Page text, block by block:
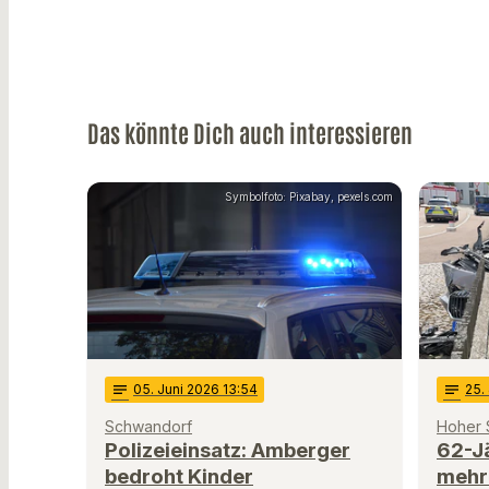
Das könnte Dich auch interessieren
Symbolfoto: Pixabay, pexels.com
notes 05. Juni 2026 13:54
Schwandorf
Polizeieinsatz: Amberger
bedroht Kinder
notes 25.
Hoher
62-